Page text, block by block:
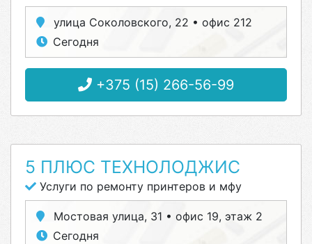
улица Соколовского, 22 • офис 212
Сегодня
+375 (15) 266-56-99
5 ПЛЮС ТЕХНОЛОДЖИС
Услуги по ремонту принтеров и мфу
Мостовая улица, 31 • офис 19, этаж 2
Сегодня